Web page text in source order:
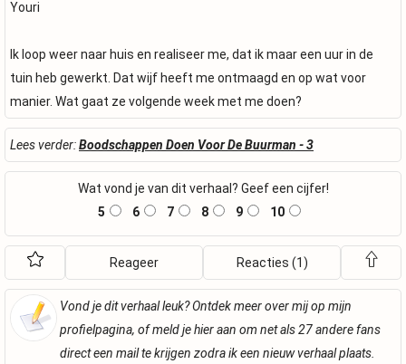
Youri
Ik loop weer naar huis en realiseer me, dat ik maar een uur in de
tuin heb gewerkt. Dat wijf heeft me ontmaagd en op wat voor
manier. Wat gaat ze volgende week met me doen?
Lees verder:Boodschappen Doen Voor De Buurman - 3
Wat vond je van dit verhaal? Geef een cijfer!
5
6 7 8 9 10
Reageer Reacties (1)
Vond je dit verhaal leuk? Ontdek meer over mij op mijn
profielpagina, of meld je hier aan om net als 27 andere fans
direct een mail te krijgen zodra ik een nieuw verhaal plaats.